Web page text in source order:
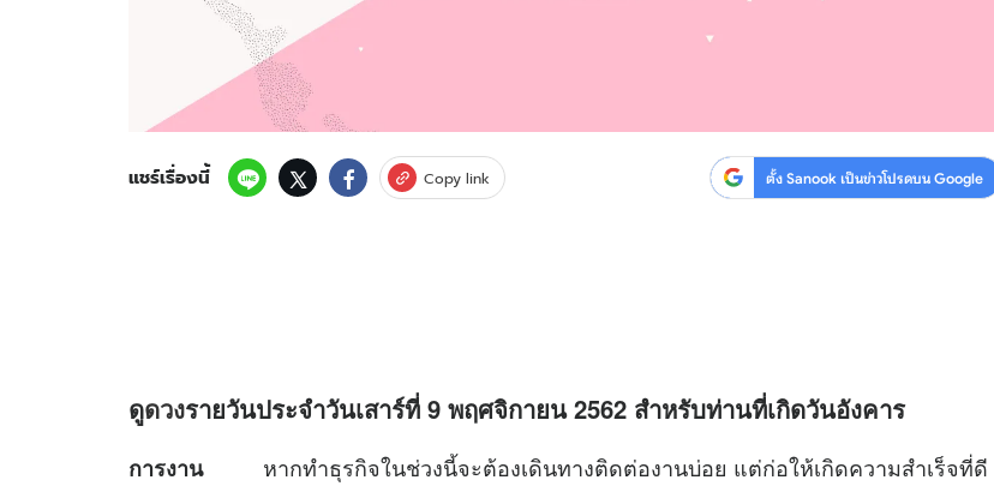
แชร์เรื่องนี้ Copy link ตั้ง Sanook เป็นข่าวโปรดบน Google
ดูดวงรายวันประจำวันเสาร์ที่ 9 พฤศจิกายน 2562 สำหรับท่านที่เกิดวันอังคาร
การงานหากทำธุรกิจในช่วงนี้จะต้องเดินทางติดต่องานบ่อย แต่ก่อให้เกิดความสำเร็จที่ดี